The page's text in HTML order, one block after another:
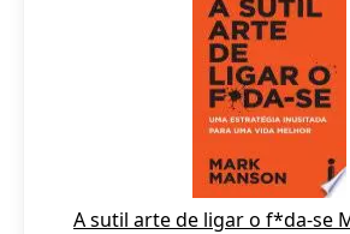
A sutil arte de ligar o f*da-se